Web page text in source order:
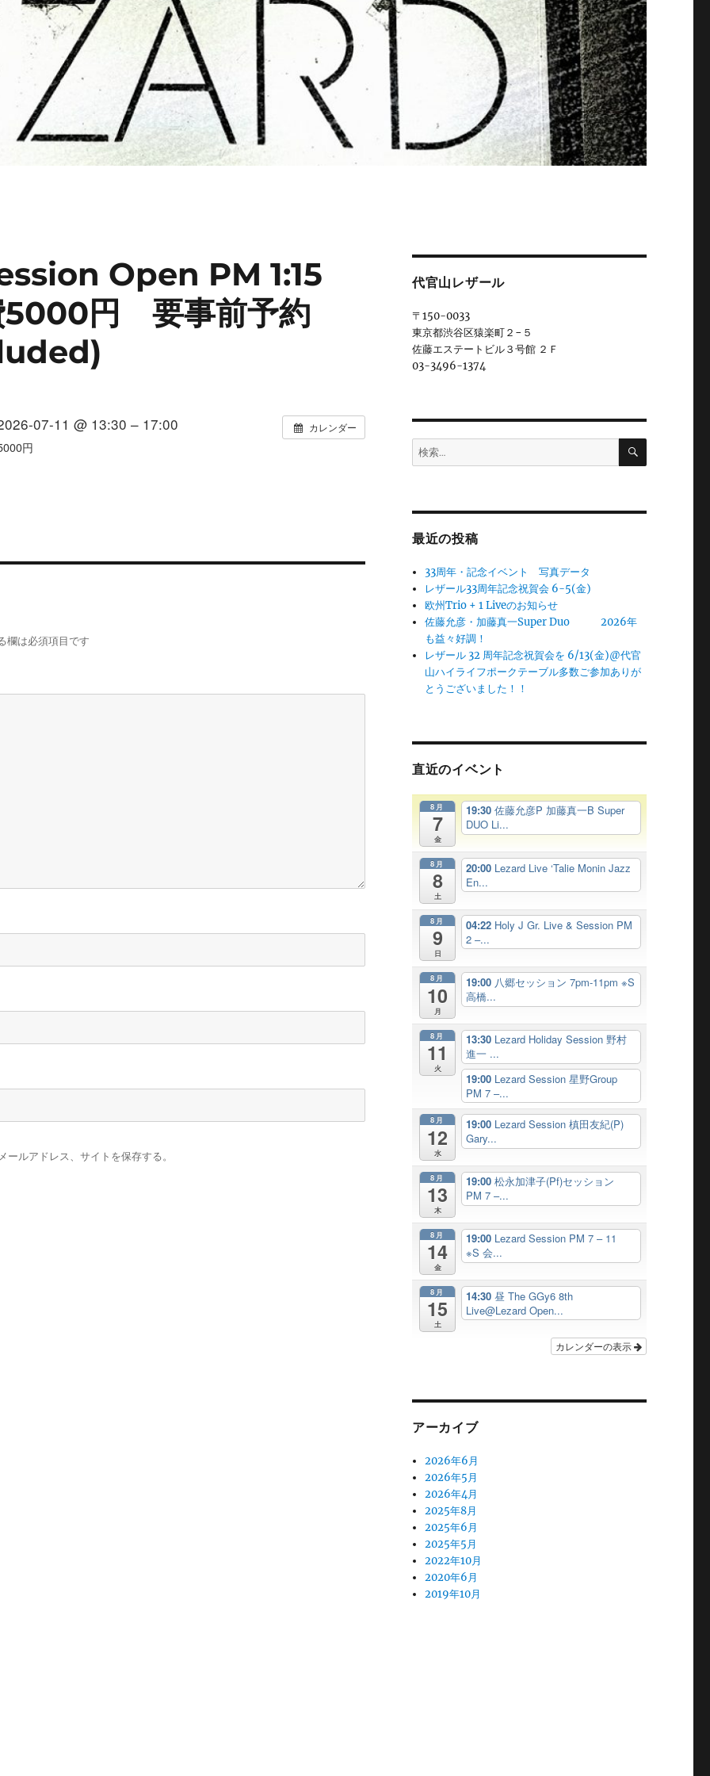
Open PM 1:15
5000円 要事前予約
カレンダー
07-11 @ 13:30 – 17:00
円
欄は必須項目です
ルアドレス、サイトを保存する。
代官山レザール
〒150-0033
東京都渋谷区猿楽町２−５
佐藤エステートビル３号館 ２Ｆ
03-3496-1374
検
索:
検
最近の投稿
33周年・記念イベント 写真データ
レザール33周年記念祝賀会 6-5(金)
欧州Trio + 1 Liveのお知らせ
佐藤允彦・加藤真一Super Duo 2026年
も益々好調！
レザール 32 周年記念祝賀会を 6/13(金)@代官
山ハイライフポークテーブル多数ご参加ありが
とうございました！！
直近のイベント
8月
7
金
19:30佐藤允彦P 加藤真一B Super
DUO Li...
8月
8
土
20:00 Lezard Live ‘Talie Monin Jazz
En...
8月
9
日
04:22 Holy J Gr. Live & Session PM
2 –...
8月
10
月
19:00 八郷セッション 7pm-11pm ※S
高橋...
8月
11
火
13:30 Lezard Holiday Session 野村
進一 ...
19:00 Lezard Session 星野Group
PM 7 –...
8月
12
水
19:00 Lezard Session 槙田友紀(P)
Gary...
8月
13
木
19:00松永加津子(Pf)セッション
PM 7 –...
8月
14
金
19:00 Lezard Session PM 7 – 11
※S 会...
8月
15
土
14:30昼 The GGy6 8th
Live@Lezard Open...
カレンダーの表示
アーカイブ
2026年6月
2026年5月
2026年4月
2025年8月
2025年6月
2025年5月
2022年10月
2020年6月
2019年10月